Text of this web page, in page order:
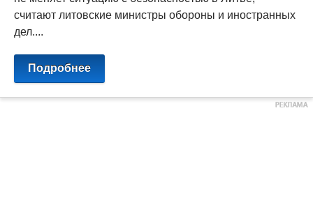
считают литовские министры обороны и иностранных
дел....
Подробнее